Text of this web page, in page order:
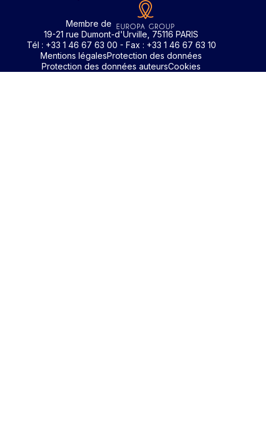
Membre de
19-21 rue Dumont-d'Urville, 75116 PARIS
Tél : +33 1 46 67 63 00 - Fax : +33 1 46 67 63 10
Mentions légalesProtection des données
Protection des données auteursCookies